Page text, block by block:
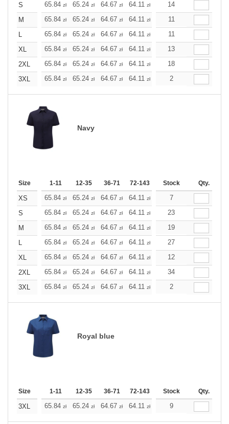
S
65.84 zł 65.24 zł 64.67 zł 64.11 zł 63.54
14
M
65.84 zł 65.24 zł 64.67 zł 64.11 zł 63.54
11
L
65.84 zł 65.24 zł 64.67 zł 64.11 zł 63.54
11
XL
65.84 zł 65.24 zł 64.67 zł 64.11 zł 63.54
13
2XL
65.84 zł 65.24 zł 64.67 zł 64.11 zł 63.54
18
3XL
65.84 zł 65.24 zł 64.67 zł 64.11 zł 63.54
2
Navy
Size 1-11 12-35 36-71 72-143 144-287 288 +
Stock Qty.
XS 65.84 zł 65.24 zł 64.67 zł 64.11 zł 63.54
7
S
65.84 zł 65.24 zł 64.67 zł 64.11 zł 63.54
23
M
65.84 zł 65.24 zł 64.67 zł 64.11 zł 63.54
19
L
65.84 zł 65.24 zł 64.67 zł 64.11 zł 63.54
27
XL
65.84 zł 65.24 zł 64.67 zł 64.11 zł 63.54
12
2XL
65.84 zł 65.24 zł 64.67 zł 64.11 zł 63.54
34
3XL
65.84 zł 65.24 zł 64.67 zł 64.11 zł 63.54
2
Royal blue
Size 1-11 12-35 36-71 72-143 144-287 288 +
Stock Qty.
3XL 65.84 zł 65.24 zł 64.67 zł 64.11 zł 63.54
9